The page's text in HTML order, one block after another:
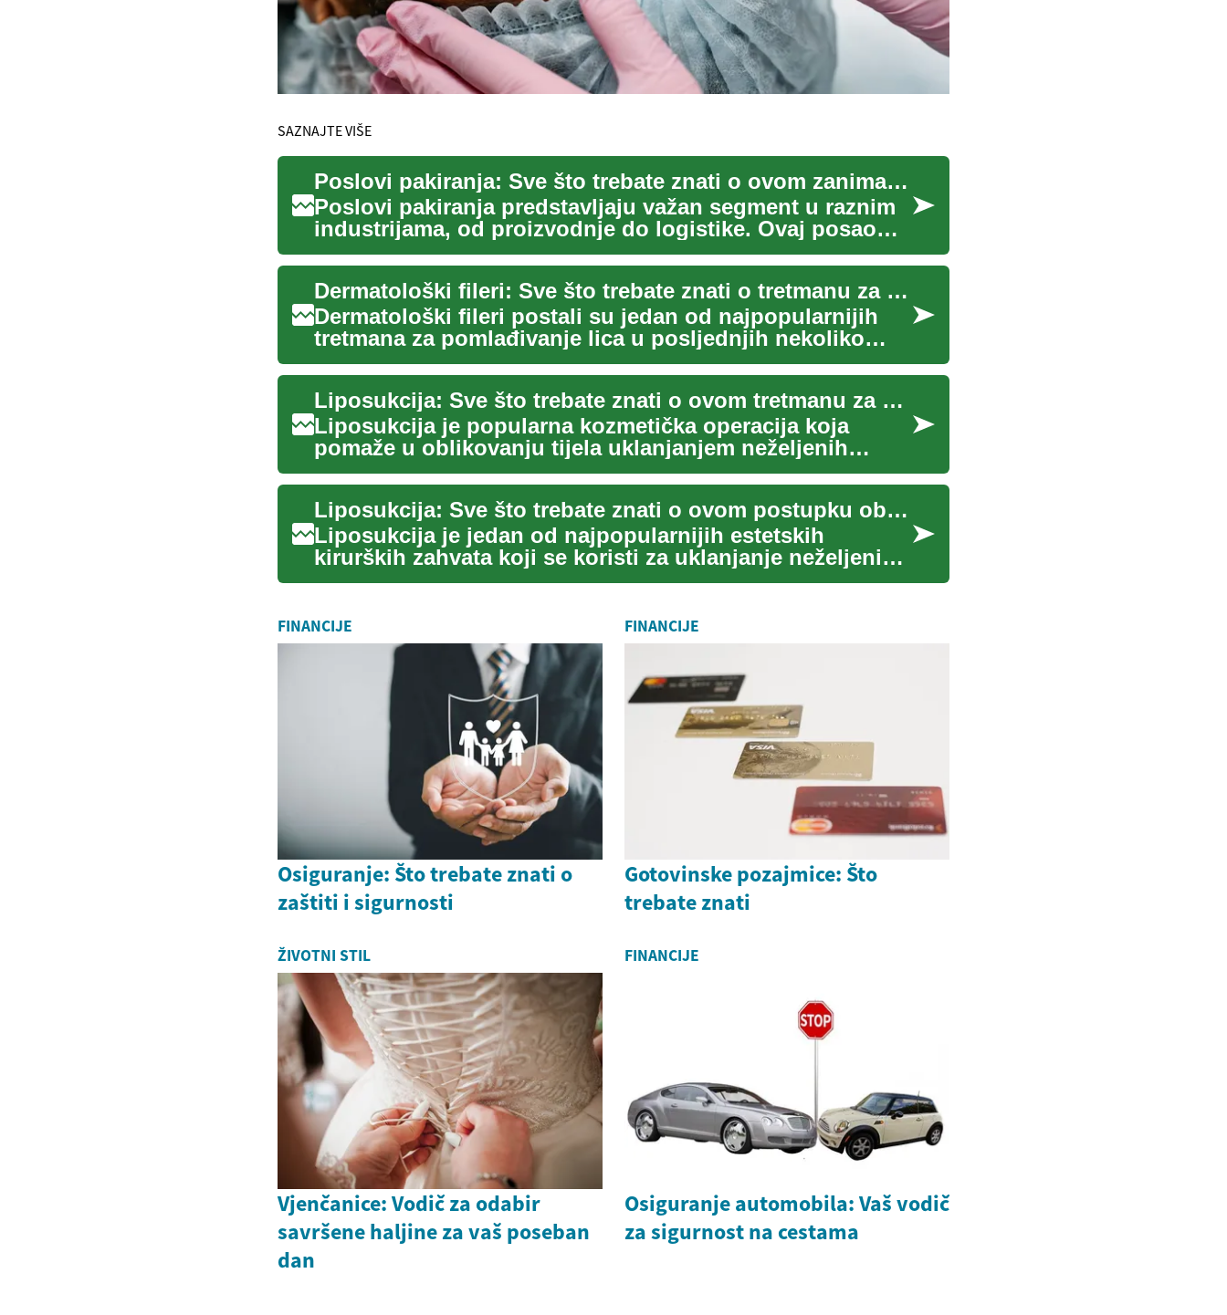
SAZNAJTE VIŠE
Poslovi pakiranja: Sve što trebate znati o ovom zanimanju
Poslovi pakiranja predstavljaju važan segment u raznim
industrijama, od proizvodnje do logistike. Ovaj posao
uključuj...
Dermatološki fileri: Sve što trebate znati o tretmanu za pomlađivanje lica
Dermatološki fileri postali su jedan od najpopularnijih
tretmana za pomlađivanje lica u posljednjih nekoliko
godina. ...
Liposukcija: Sve što trebate znati o ovom tretmanu za oblikovanje tijela
Liposukcija je popularna kozmetička operacija koja
pomaže u oblikovanju tijela uklanjanjem neželjenih
naslaga masnoće...
Liposukcija: Sve što trebate znati o ovom postupku oblikovanja tijela
Liposukcija je jedan od najpopularnijih estetskih
kirurških zahvata koji se koristi za uklanjanje neželjenih
masnih n...
FINANCIJE
Osiguranje: Što trebate znati o
zaštiti i sigurnosti
FINANCIJE
Gotovinske pozajmice: Što
trebate znati
ŽIVOTNI STIL
Vjenčanice: Vodič za odabir
savršene haljine za vaš poseban
dan
FINANCIJE
Osiguranje automobila: Vaš vodič
za sigurnost na cestama